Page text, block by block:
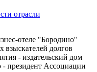
отрасли
отеле "Бородино"
взыскателей долгов
- издательский дом
президент Ассоциации